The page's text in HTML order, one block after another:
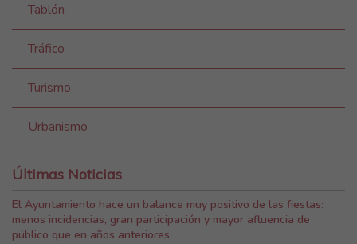
Tablón
Tráfico
Turismo
Urbanismo
Últimas Noticias
El Ayuntamiento hace un balance muy positivo de las fiestas:
menos incidencias, gran participación y mayor afluencia de
público que en años anteriores